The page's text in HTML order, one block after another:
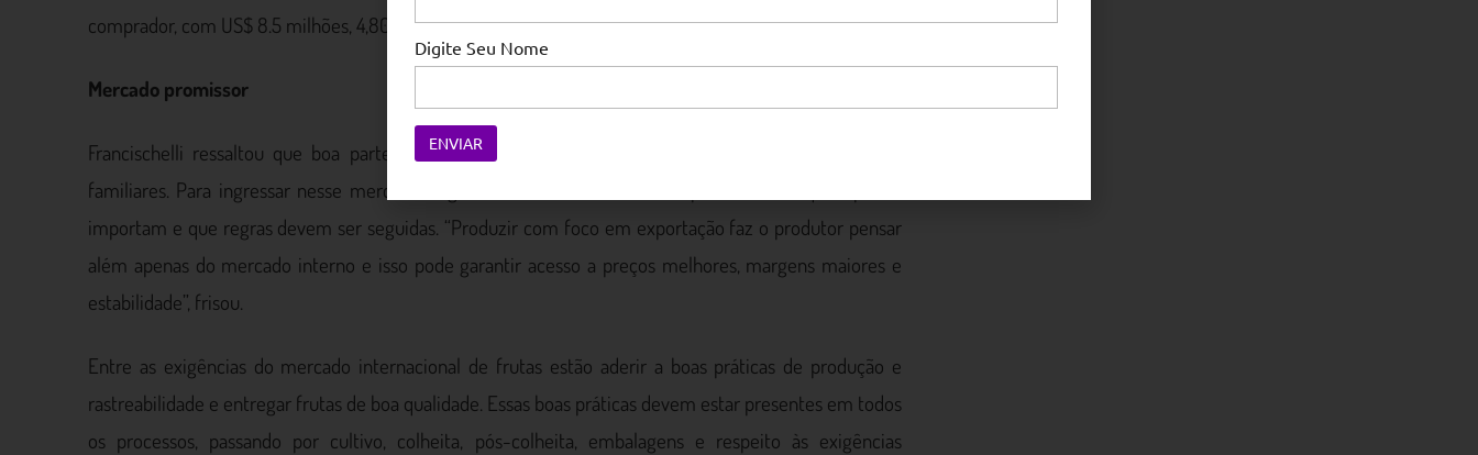
comprador, com US$ 8.5 milhões, 4,80% do valor das exportações do segmento.
Mercado promissor
Francischelli ressaltou que boa parte das frutas exportadas pelo Brasil são de propriedades rurais
familiares. Para ingressar nesse mercado, segundo Renato Francischelli, é preciso saber quais países
importam e que regras devem ser seguidas. “Produzir com foco em exportação faz o produtor pensar
além apenas do mercado interno e isso pode garantir acesso a preços melhores, margens maiores e
estabilidade”, frisou.
Entre as exigências do mercado internacional de frutas estão aderir a boas práticas de produção e
rastreabilidade e entregar frutas de boa qualidade. Essas boas práticas devem estar presentes em todos
os processos, passando por cultivo, colheita, pós-colheita, embalagens e respeito às exigências
Digite Seu Nome